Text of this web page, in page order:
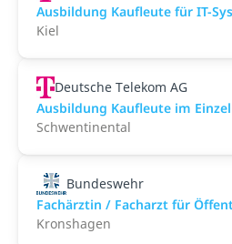
Ausbildung Kaufleute für IT-
Kiel
Deutsche Telekom AG
Ausbildung Kaufleute im
Schwentinental
Bundeswehr
Fachärztin / Facharzt für
Kronshagen